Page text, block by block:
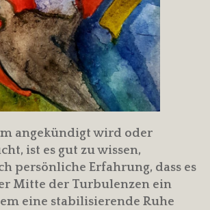
angekündigt wird oder
ist es gut zu wissen,
persönliche Erfahrung, dass es
Mitte der Turbulenzen ein
eine stabilisierende Ruhe